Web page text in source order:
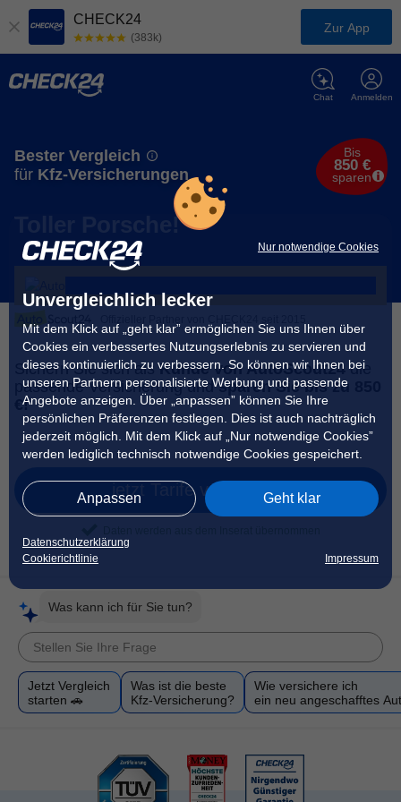
Nur notwendige Cookies
Unvergleichlich lecker
Mit dem Klick auf „geht klar” ermöglichen Sie uns Ihnen über
Cookies ein verbessertes Nutzungserlebnis zu servieren und
dieses kontinuierlich zu verbessern. So können wir Ihnen bei
unseren Partnern personalisierte Werbung und passende
Angebote anzeigen. Über „anpassen” können Sie Ihre
persönlichen Präferenzen festlegen. Dies ist auch nachträglich
jederzeit möglich. Mit dem Klick auf „Nur notwendige Cookies”
werden lediglich technisch notwendige Cookies gespeichert.
Anpassen Geht klar
Datenschutzerklärung
Cookierichtlinie
Impressum
CHECK24
(383k)
Zur App
Anmelden
Chat
Bester Vergleich
für Kfz-Versicherungen
Bis
850 €
sparen
Toller Porsche!
Sichern Sie sich alsKunde von AutoScout24 die
passende Versicherung undsparen Sie bis zu 850
€!
jetzt Tarife vergleichen
Was kann ich für Sie tun?
Jetzt Vergleich
starten 🚗
Was ist die beste
Kfz-Versicherung?
Wie versichere ich
ein neu angeschafftes